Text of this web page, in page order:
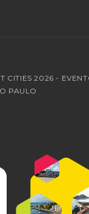
CITIES 2026 -
PAULO